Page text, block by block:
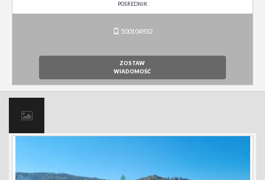
POŚREDNIK
500104932
ZOSTAW
WIADOMOŚĆ